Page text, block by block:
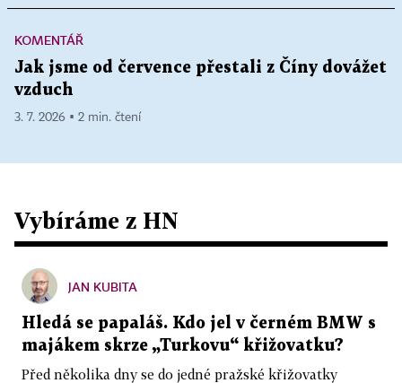
KOMENTÁŘ
Jak jsme od července přestali z Číny dovážet
vzduch
3. 7. 2026 ▪ 2 min. čtení
Vybíráme z HN
JAN KUBITA
Hledá se papaláš. Kdo jel v černém BMW s
majákem skrze „Turkovu“ křižovatku?
Před několika dny se do jedné pražské křižovatky